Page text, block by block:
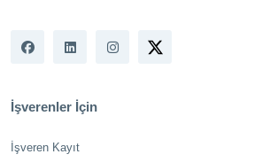
İşverenler İçin
İşveren Kayıt